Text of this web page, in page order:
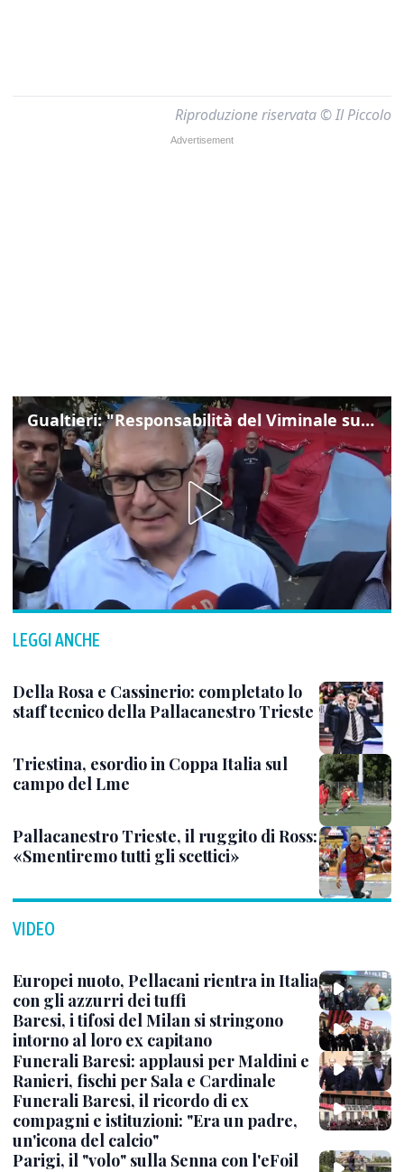
Riproduzione riservata © Il Piccolo
Gualtieri: "Responsabilità del Viminale su Spin Time? La posizione dei partiti è nota"
LEGGI ANCHE
Della Rosa e Cassinerio: completato lo
staff tecnico della Pallacanestro Trieste
Triestina, esordio in Coppa Italia sul
campo del Lme
Pallacanestro Trieste, il ruggito di Ross:
«Smentiremo tutti gli scettici»
VIDEO
Europei nuoto, Pellacani rientra in Italia
con gli azzurri dei tuffi
Baresi, i tifosi del Milan si stringono
intorno al loro ex capitano
Funerali Baresi: applausi per Maldini e
Ranieri, fischi per Sala e Cardinale
Funerali Baresi, il ricordo di ex
compagni e istituzioni: "Era un padre,
un'icona del calcio"
Parigi, il "volo" sulla Senna con l'eFoil